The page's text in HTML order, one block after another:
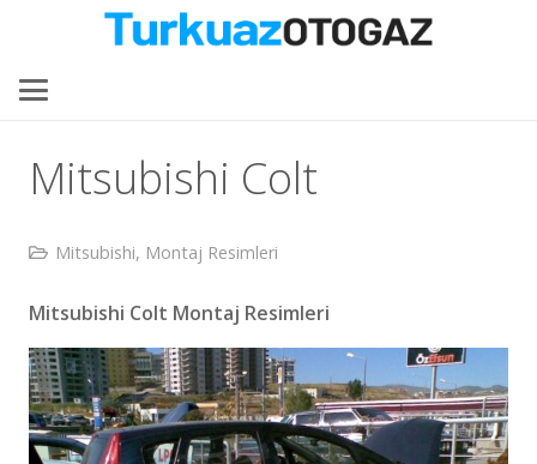
Mitsubishi Colt
Mitsubishi, Montaj Resimleri
Mitsubishi Colt Montaj Resimleri